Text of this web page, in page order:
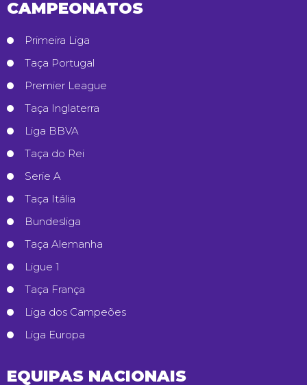
CAMPEONATOS
Primeira Liga
Taça Portugal
Premier League
Taça Inglaterra
Liga BBVA
Taça do Rei
Serie A
Taça Itália
Bundesliga
Taça Alemanha
Ligue 1
Taça França
Liga dos Campeões
Liga Europa
EQUIPAS NACIONAIS